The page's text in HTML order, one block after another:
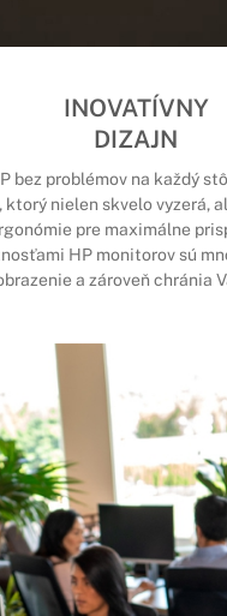
INOVATÍVNY
DIZAJN
bez problémov na každý
nielen skvelo vyzerá,
pre maximálne
HP monitorov sú
a zároveň chránia